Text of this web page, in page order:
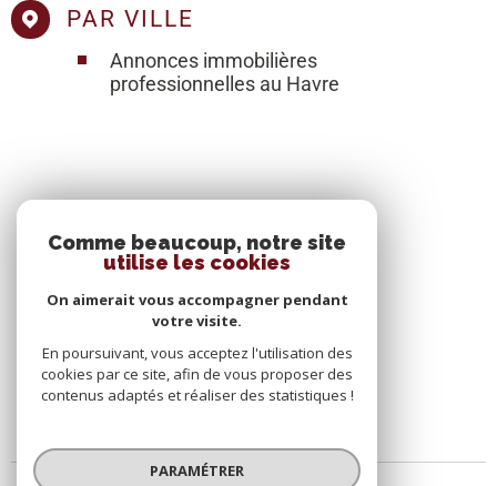
PAR VILLE
Annonces immobilières
professionnelles au Havre
Comme beaucoup, notre site
utilise les cookies
On aimerait vous accompagner pendant
votre visite.
En poursuivant, vous acceptez l'utilisation des
cookies par ce site, afin de vous proposer des
contenus adaptés et réaliser des statistiques !
PARAMÉTRER